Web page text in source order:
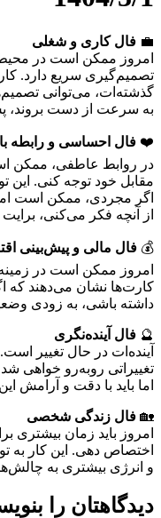
💼 فال کاری و شغلی
امروز ممکن است در
تصمیم‌گیری سریع دارد.
گذشته‌ات، می‌توانی
به سرعت از دست بروند،
❤️ فال احساسی و رابطه
در روابط عاطفی، ممکن
مقابل خود توجه کنی. این
اگر مجردی، ممکن است
از آنچه فکر می‌کنی،
💰 فال مالی و پیش‌بینی
امروز ممکن است در
کارت‌ها نشان می‌دهند که
داشته باشی، به زودی
🔮 فال آینده‌نگری
آینده‌ات در حال تغییر
تغییراتی روبه‌رو خواهی
اما باید با دقت و آرامش
🏡 فال زندگی شخصی
امروز باید زمان بیشتری
اختصاص دهی. این کار به
و انرژی بیشتری به
دیدگاهتان را